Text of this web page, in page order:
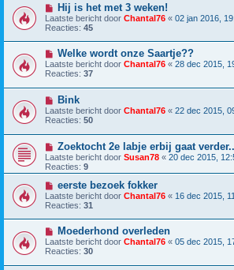
Hij is het met 3 weken!
Laatste bericht door Chantal76 « 02 jan 2016,
Reacties: 45
Welke wordt onze Saartje??
Laatste bericht door Chantal76 « 28 dec 2015,
Reacties: 37
Bink
Laatste bericht door Chantal76 « 22 dec 2015,
Reacties: 50
Zoektocht 2e labje erbij gaat verder..
Laatste bericht door Susan78 « 20 dec 2015,
Reacties: 9
eerste bezoek fokker
Laatste bericht door Chantal76 « 16 dec 2015,
Reacties: 31
Moederhond overleden
Laatste bericht door Chantal76 « 05 dec 2015,
Reacties: 30